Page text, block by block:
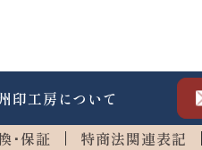
印工房について
･保証 特商法関連表記